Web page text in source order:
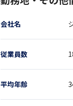
会社名
従業員数
平均年齢